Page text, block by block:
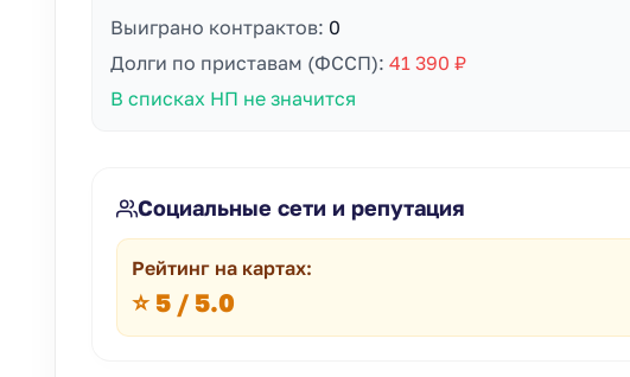
Выиграно контрактов: 0
Долги по приставам (ФССП): 41 390 ₽
В списках НП не значится
Социальные сети и репутация
Рейтинг на картах:
⭐ 5 / 5.0